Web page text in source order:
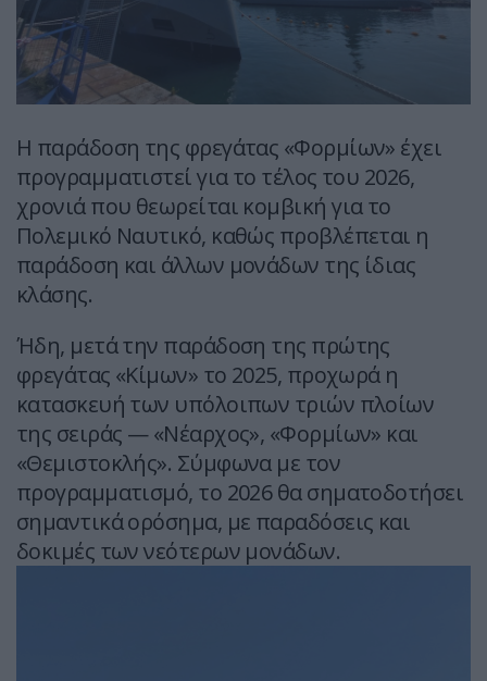
Η παράδοση της φρεγάτας «Φορμίων» έχει
προγραμματιστεί για το τέλος του 2026,
χρονιά που θεωρείται κομβική για το
Πολεμικό Ναυτικό, καθώς προβλέπεται η
παράδοση και άλλων μονάδων της ίδιας
κλάσης.
Ήδη, μετά την παράδοση της πρώτης
φρεγάτας «Κίμων» το 2025, προχωρά η
κατασκευή των υπόλοιπων τριών πλοίων
της σειράς — «Νέαρχος», «Φορμίων» και
«Θεμιστοκλής». Σύμφωνα με τον
προγραμματισμό, το 2026 θα σηματοδοτήσει
σημαντικά ορόσημα, με παραδόσεις και
δοκιμές των νεότερων μονάδων.